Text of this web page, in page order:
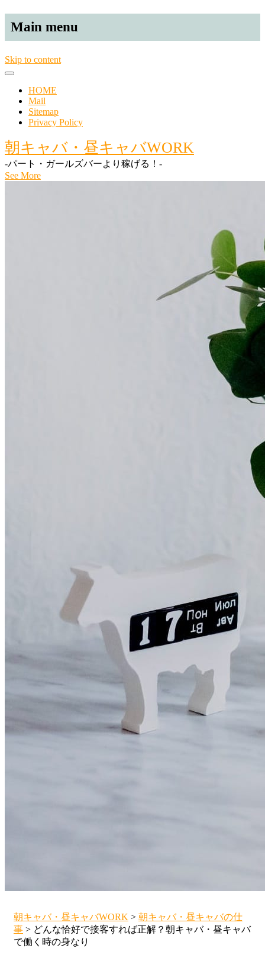
Main menu
Skip to content
HOME
Mail
Sitemap
Privacy Policy
朝キャバ・昼キャバWORK
-パート・ガールズバーより稼げる！-
See More
朝キャバ・昼キャバWORK > 朝キャバ・昼キャバの仕
事 > どんな恰好で接客すれば正解？朝キャバ・昼キャバ
で働く時の身なり